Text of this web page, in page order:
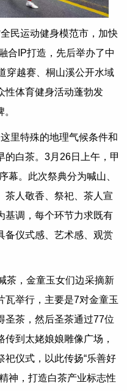
民运动健身模范市，加快
合IP打造，先后举办了中
穿越赛、桐山溪公开水域
性体育健身活动蓬勃发
里特殊的地理气候条件和
的白茶。3月26日上午，甲
幕。此次祭典分为喊山、
茶人敬香、祭祀、茶人宣
基调，每个环节力求既有
备仪式感、艺术感、观赏
茶，金童玉女们边采摘新
瓦举行，主要是7对金童玉
圣茶，然后圣茶通过77位
到太姥娘娘雕像广场，
仪式，以此传扬“乐善好
神，打造白茶产业标志性